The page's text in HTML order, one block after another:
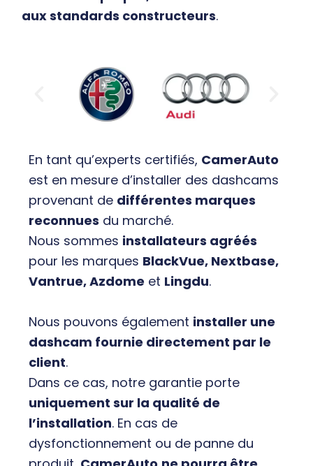
aux standards constructeurs.
En tant qu’experts certifiés, CamerAuto
est en mesure d’installer des dashcams
provenant de différentes marques
reconnues du marché.
Nous sommes installateurs agréés
pour les marques BlackVue, Nextbase,
Vantrue, Azdome et Lingdu.
Nous pouvons également installer une
dashcam fournie directement par le
client.
Dans ce cas, notre garantie porte
uniquement sur la qualité de
l’installation. En cas de
dysfonctionnement ou de panne du